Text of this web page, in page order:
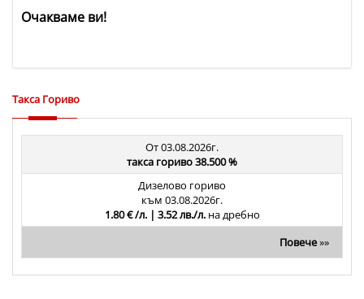
Очакваме ви!
Такса Гориво
От 03.08.2026г.
такса гориво 38.500 %
Дизелово гориво
към 03.08.2026г.
1.80 € /л. | 3.52 лв./л.на дребно
Повече»»